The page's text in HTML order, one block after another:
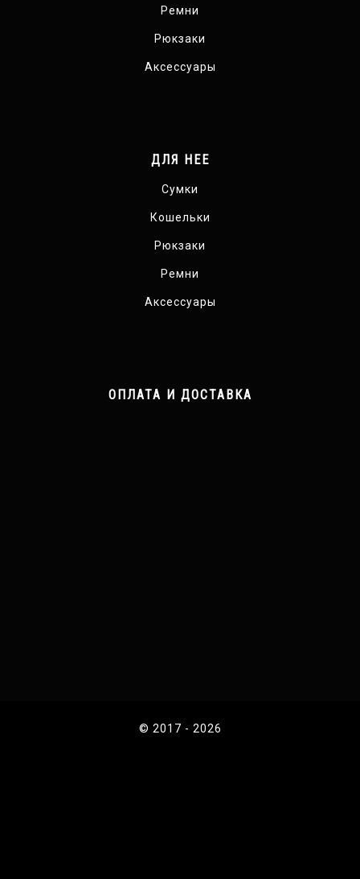
Ремни
Рюкзаки
Аксессуары
ДЛЯ НЕЕ
Сумки
Кошельки
Рюкзаки
Ремни
Аксессуары
ОПЛАТА И ДОСТАВКА
© 2017 - 2026